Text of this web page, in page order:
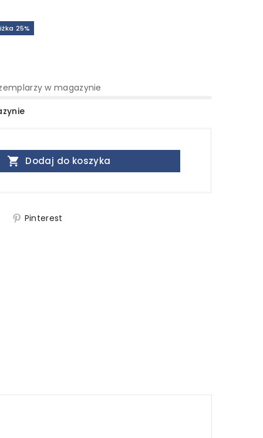
25%
w magazynie
 Dodaj do koszyka
Pinterest